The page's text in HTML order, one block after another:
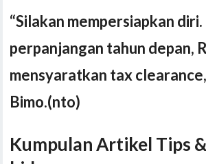
“Silakan mempersiapkan
perpanjangan tahun depan,
mensyaratkan tax clearance,
Bimo.(nto)
Kumpulan Artikel Tips